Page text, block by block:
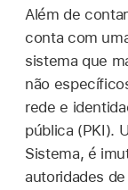
Além de
conta com
sistema que
não
rede e
pública (PKI).
Sistema, é
autoridades